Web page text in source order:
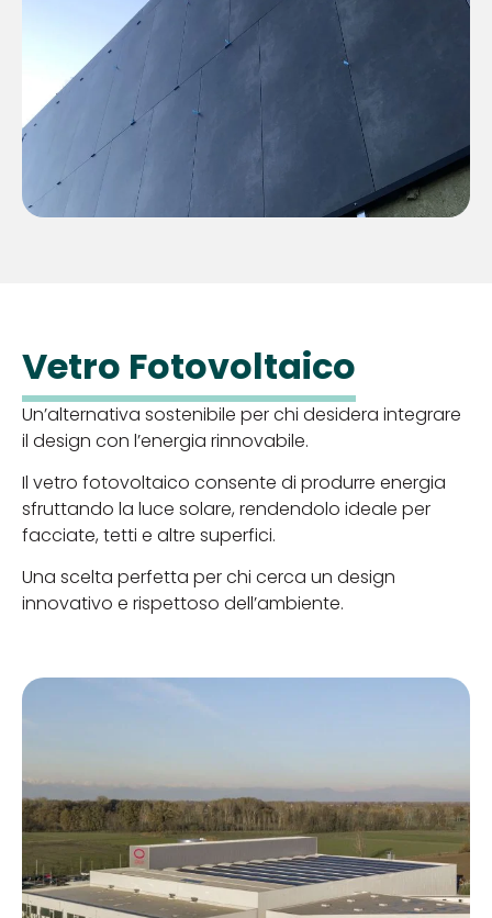
Vetro Fotovoltaico
Un’alternativa sostenibile per chi desidera integrare
il design con l’energia rinnovabile.
Il vetro fotovoltaico consente di produrre energia
sfruttando la luce solare, rendendolo ideale per
facciate, tetti e altre superfici.
Una scelta perfetta per chi cerca un design
innovativo e rispettoso dell’ambiente.